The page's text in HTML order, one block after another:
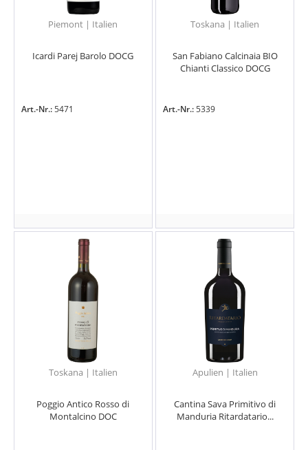
Piemont | Italien
Icardi Parej Barolo DOCG
Art.-Nr.:5471
Toskana | Italien
San Fabiano Calcinaia BIO
Chianti Classico DOCG
Art.-Nr.:5339
Toskana | Italien
Poggio Antico Rosso di
Montalcino DOC
Apulien | Italien
Cantina Sava Primitivo di
Manduria Ritardatario...